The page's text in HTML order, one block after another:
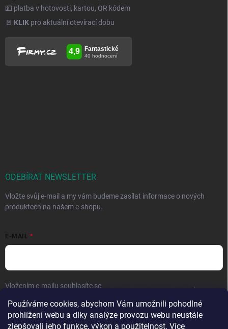
Používáme cookies, abychom Vám umožnili pohodlné
prohlížení webu a díky analýze provozu webu neustále
zlepšovali jeho funkce, výkon a použitelnost. Více
💵 platba v hotovosti, kartou, QR kódem
🚪 KLIK pro aktuální otevírací dobu
ODEBÍRAT NEWSLETTER
Vložte svůj e-mail a my vám budeme zasílat informace o nových
produktech na našem e-shopu.
E-MAIL
Vložením e-mailu souhlasíte se .
Přihlásit se